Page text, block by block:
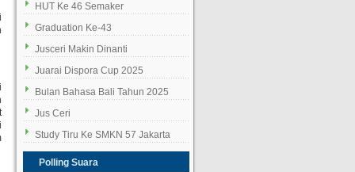
HUT Ke 46 Semaker
Graduation Ke-43
Jusceri Makin Dinanti
Juarai Dispora Cup 2025
Bulan Bahasa Bali Tahun 2025
Jus Ceri
Study Tiru Ke SMKN 57 Jakarta
Polling Suara